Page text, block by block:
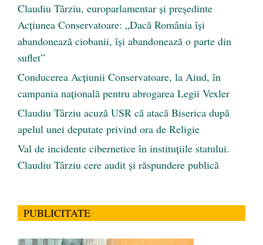
Claudiu Târziu, europarlamentar și președinte
Acțiunea Conservatoare: „Dacă România își
abandonează ciobanii, își abandonează o parte din
suflet”
Conducerea Acțiunii Conservatoare, la Aiud, în
campania națională pentru abrogarea Legii Vexler
Claudiu Târziu acuză USR că atacă Biserica după
apelul unei deputate privind ora de Religie
Val de incidente cibernetice în instituțiile statului.
Claudiu Târziu cere audit și răspundere publică
PUBLICITATE